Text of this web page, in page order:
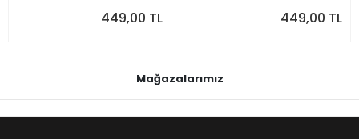
449,00 TL 449,00 TL
Mağazalarımız